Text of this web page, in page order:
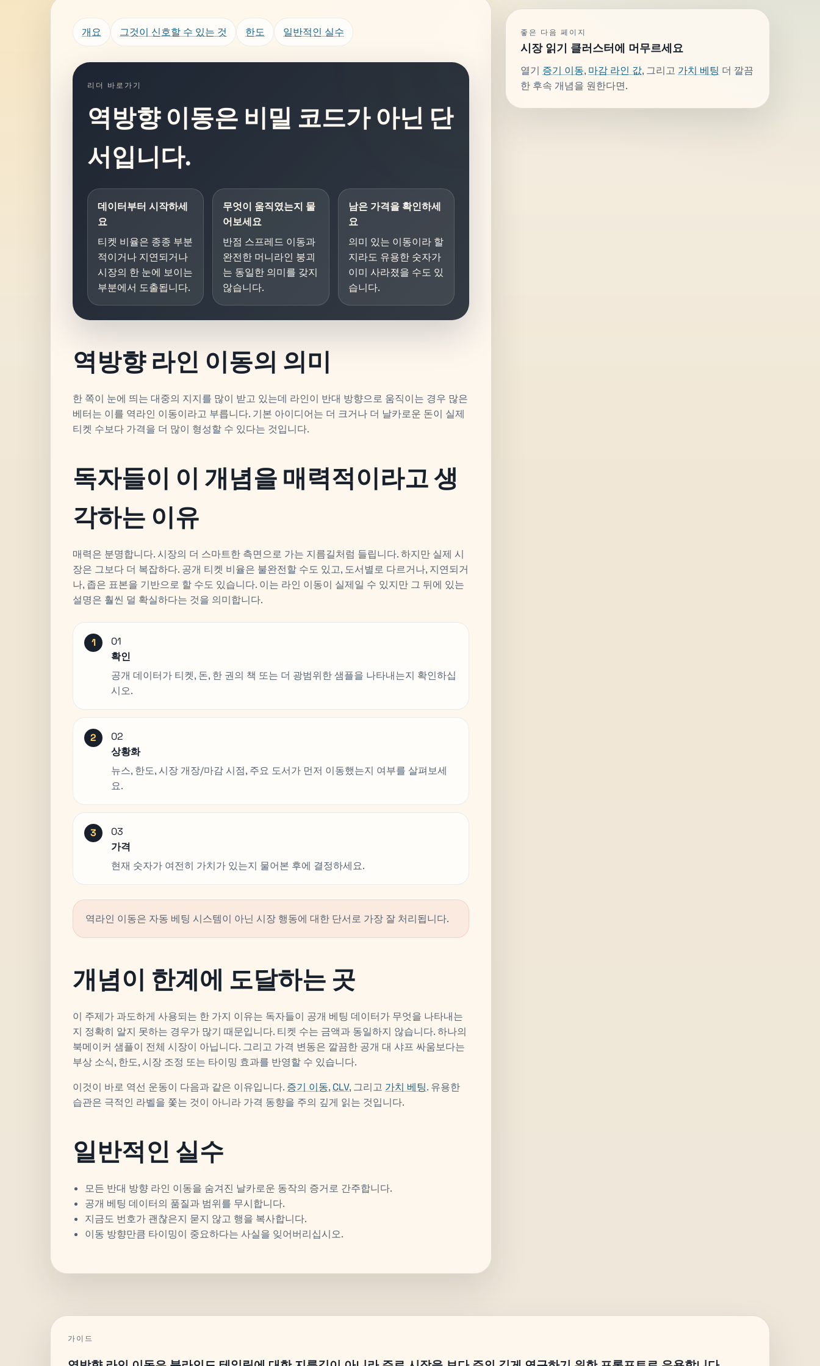
개요 그것이 신호할 수 있는 것 한도 일반적인 실수
리더 바로가기
역방향 이동은 비밀 코드가 아닌 단
서입니다.
데이터부터 시작하세
요
티켓 비율은 종종 부분
적이거나 지연되거나
시장의 한 눈에 보이는
부분에서 도출됩니다.
무엇이 움직였는지 물
어보세요
반점 스프레드 이동과
완전한 머니라인 붕괴
는 동일한 의미를 갖지
않습니다.
남은 가격을 확인하세
요
의미 있는 이동이라 할
지라도 유용한 숫자가
이미 사라졌을 수도 있
습니다.
역방향 라인 이동의 의미
한 쪽이 눈에 띄는 대중의 지지를 많이 받고 있는데 라인이 반대 방향으로 움직이는 경우 많은
베터는 이를 역라인 이동이라고 부릅니다. 기본 아이디어는 더 크거나 더 날카로운 돈이 실제
티켓 수보다 가격을 더 많이 형성할 수 있다는 것입니다.
독자들이 이 개념을 매력적이라고 생
각하는 이유
매력은 분명합니다. 시장의 더 스마트한 측면으로 가는 지름길처럼 들립니다. 하지만 실제 시
장은 그보다 더 복잡하다. 공개 티켓 비율은 불완전할 수도 있고, 도서별로 다르거나, 지연되거
나, 좁은 표본을 기반으로 할 수도 있습니다. 이는 라인 이동이 실제일 수 있지만 그 뒤에 있는
설명은 훨씬 덜 확실하다는 것을 의미합니다.
01
확인
공개 데이터가 티켓, 돈, 한 권의 책 또는 더 광범위한 샘플을 나타내는지 확인하십
시오.
02
상황화
뉴스, 한도, 시장 개장/마감 시점, 주요 도서가 먼저 이동했는지 여부를 살펴보세
요.
03
가격
현재 숫자가 여전히 가치가 있는지 물어본 후에 결정하세요.
역라인 이동은 자동 베팅 시스템이 아닌 시장 행동에 대한 단서로 가장 잘 처리됩니다.
개념이 한계에 도달하는 곳
이 주제가 과도하게 사용되는 한 가지 이유는 독자들이 공개 베팅 데이터가 무엇을 나타내는
지 정확히 알지 못하는 경우가 많기 때문입니다. 티켓 수는 금액과 동일하지 않습니다. 하나의
북메이커 샘플이 전체 시장이 아닙니다. 그리고 가격 변동은 깔끔한 공개 대 샤프 싸움보다는
부상 소식, 한도, 시장 조정 또는 타이밍 효과를 반영할 수 있습니다.
이것이 바로 역선 운동이 다음과 같은 이유입니다. 증기 이동, CLV, 그리고 가치 베팅. 유용한
습관은 극적인 라벨을 쫓는 것이 아니라 가격 동향을 주의 깊게 읽는 것입니다.
일반적인 실수
모든 반대 방향 라인 이동을 숨겨진 날카로운 동작의 증거로 간주합니다.
공개 베팅 데이터의 품질과 범위를 무시합니다.
지금도 번호가 괜찮은지 묻지 않고 행을 복사합니다.
이동 방향만큼 타이밍이 중요하다는 사실을 잊어버리십시오.
좋은 다음 페이지
시장 읽기 클러스터에 머무르세요
열기 증기 이동, 마감 라인 값, 그리고 가치 베팅 더 깔끔
한 후속 개념을 원한다면.
가이드